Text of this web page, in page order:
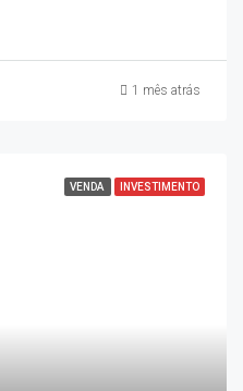
1 mês atrás
VENDA INVESTIMENTO